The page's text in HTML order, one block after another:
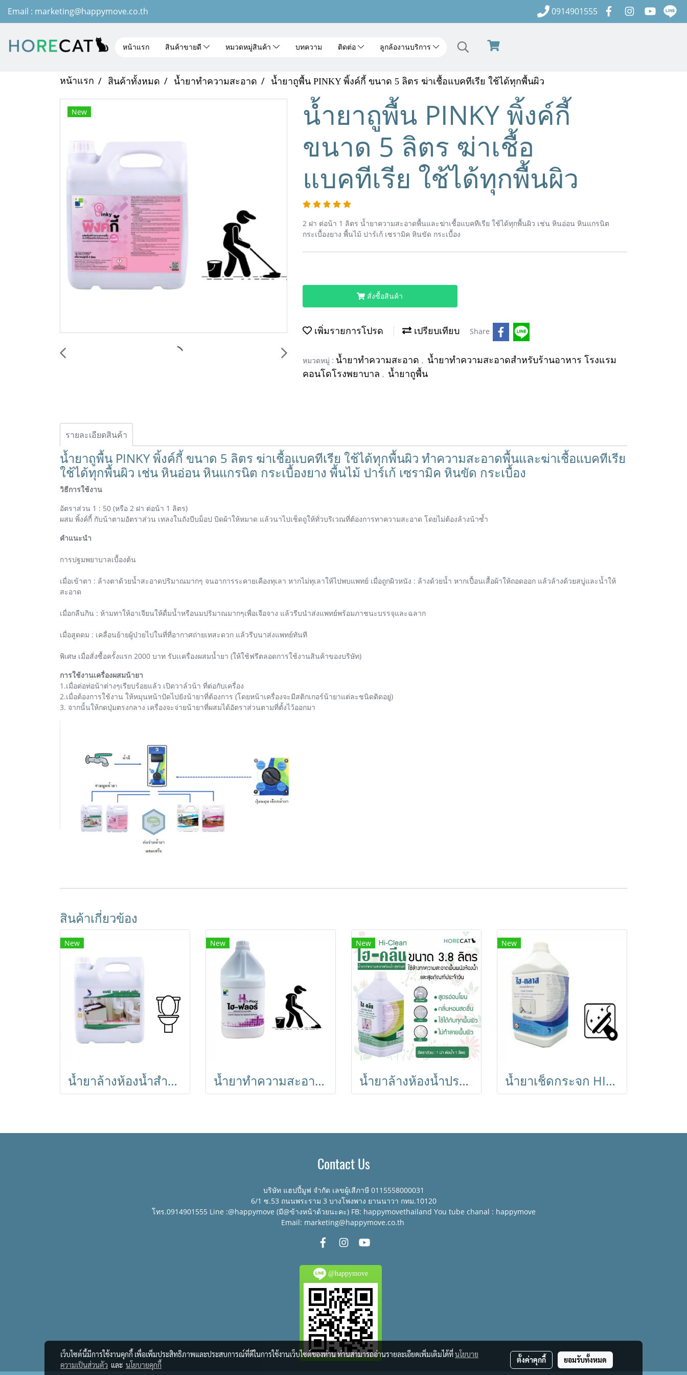
Email : marketing@happymove.co.th 0914901555
หน้าแรก สินค้าขายดี หมวดหมู่สินค้า บทความ ติดต่อ ลูกล้องานบริการ
หน้าแรก สินค้าทั้งหมด น้ำยาทำความสะอาด น้ำยาถูพื้น PINKY พิ้งค์กี้ ขนาด 5 ลิตร ฆ่าเชื้อแบคทีเรีย ใช้ได้ทุกพื้นผิว
New
น้ำยาถูพื้น PINKY พิ้งค์กี้
ขนาด 5 ลิตร ฆ่าเชื้อ
แบคทีเรีย ใช้ได้ทุกพื้นผิว
2 ฝา ต่อน้า 1 ลิตร น้ำยาความสะอาดพื้นและฆ่าเชื้อแบคทีเรีย ใช้ได้ทุกพื้นผิว เช่น หินอ่อน หินแกรนิต
กระเบื้องยาง พื้นไม้ ปาร์เก้ เซรามิค หินขัด กระเบื้อง
สั่งซื้อสินค้า
เพิ่มรายการโปรด เปรียบเทียบ Share
หมวดหมู่ : น้ำยาทำความสะอาด , น้ำยาทำความสะอาดสำหรับร้านอาหาร โรงแรม
คอนโดโรงพยาบาล , น้ำยาถูพื้น
รายละเอียดสินค้า
น้ำยาถูพื้น PINKY พิ้งค์กี้ ขนาด 5 ลิตร ฆ่าเชื้อแบคทีเรีย ใช้ได้ทุกพื้นผิว ทำความสะอาดพื้นและฆ่าเชื้อแบคทีเรีย
ใช้ได้ทุกพื้นผิว เช่น หินอ่อน หินแกรนิต กระเบื้องยาง พื้นไม้ ปาร์เก้ เซรามิค หินขัด กระเบื้อง
วิธีการใช้งาน
อัตราส่วน 1 : 50 (หรือ 2 ฝา ต่อน้า 1 ลิตร)
ผสม พิ้งค์กี้ กับน้าตามอัตราส่วน เทลงในถังบีบม็อป บิดผ้าให้หมาด แล้วนาไปเช็ดถูให้ทั่วบริเวณที่ต้องการทาความสะอาด โดยไม่ต้องล้างน้าซ้ำ
คำแนะนำ
การปฐมพยาบาลเบื้องต้น
เมื่อเข้าตา : ล้างตาด้วยน้ำสะอาดปริมาณมากๆ จนอาการระคายเคืองทุเลา หากไม่ทุเลาให้ไปพบแพทย์ เมื่อถูกผิวหนัง : ล้างด้วยน้ำ หากเปื้อนเสื้อผ้าให้ถอดออก แล้วล้างด้วยสบู่และน้ำให้
สะอาด
เมื่อกลืนกิน : ห้ามทาให้อาเจียนให้ดื่มน้ำหรือนมปริมาณมากๆเพื่อเจือจาง แล้วรีบนำส่งแพทย์พร้อมภาชนะบรรจุและฉลาก
เมื่อสูดดม : เคลื่อนย้ายผู้ป่วยไปในที่ที่อากาศถ่ายเทสะดวก แล้วรีบนาส่งแพทย์ทันที
พิเศษ เมื่อสั่งซื้อครั้งแรก 2000 บาท รับเเครื่องผสมน้ำยา (ให้ใช้ฟรีตลอดการใช้งานสินค้าของบริษัท)
การใช้งานเครื่องผสมน้ายา
1.เมื่อต่อท่อน้าต่างๆเรียบร้อยแล้ว เปิดวาล์วน้า ที่ต่อกับเครื่อง
2.เมื่อต้องการใช้งาน ให้หมุนหน้าปัดไปยังน้ายาที่ต้องการ (โดยหน้าเครื่องจะมีสติกเกอร์น้ายาแต่ละชนิดติดอยู่)
3. จากนั้นให้กดปุ่มตรงกลาง เครื่องจะจ่ายน้ายาที่ผสมได้อัตราส่วนตามที่ตั้งไว้ออกมา
สินค้าเกี่ยวข้อง
New
น้ำยาล้างห้องน้ำสำหรับร้านอาหาร SC SEV & CLEAN เอสซี เซฟ แอนด์ คลีน ขนาด 5 ลิตร พร้อมฆ่าเชื้อแบคทีเรีย ใช้ตามพื้น ผนัง เครื่องสุขภัณฑ์ในห้องน้า ใช้ได้กับทุกพื้นผิว
New
น้ำยาทำความสะอาดพื้นผิวประจำวัน HI-Floor ไฮ ฟลอร์ ขนาด 3.8 ลิตร เช่น พื้นไม้ ปาร์เก้ กระเบื้องโมเสท กระเบื้องยาง หินอ่อน หินขัด ให้กลิ่นหอมสะอาด ช่วยให้พื้นสะอาดไม่เหนียว
New
น้ำยาล้างห้องน้ำประจำวัน HI-CLEAN ไฮ คลีน ขนาด 3.8 ลิตร สูตรอ่อนโยน กลิ่นหอมสดชื่น ใช้ได้กับทุกพื้นผิว
New
น้ำยาเช็ดกระจก HI-GLASS ไฮ กลาส ขนาด 3.8 ลิตร น้ำยาทำความสะอาด ขจัดคราบสกปรก คราบไขมันบนกระจก
Contact Us
บริษัท แฮปปี้มูฟ จำกัด เลขผู้เสีภาษี 0115558000031
6/1 ซ.53 ถนนพระราม 3 บางโพงพาง ยานนาวา กทม.10120
โทร.0914901555 Line :@happymove (มี@ข้างหน้าด้วยนะคะ) FB: happymovethailand You tube chanal : happymove
Email: marketing@happymove.co.th
@happymove
เว็บไซต์นี้มีการใช้งานคุกกี้ เพื่อเพิ่มประสิทธิภาพและประสบการณ์ที่ดีในการใช้งานเว็บไซต์ของท่าน ท่านสามารถอ่านรายละเอียดเพิ่มเติมได้ที่นโยบาย
ความเป็นส่วนตัว และ นโยบายคุกกี้
ตั้งค่าคุกกี้ ยอมรับทั้งหมด